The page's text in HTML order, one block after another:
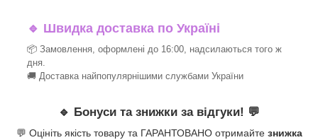
🔹 Швидка доставка по Україні
📦 Замовлення, оформлені до 16:00, надсилаються того ж
дня.
🚚 Доставка найпопулярнішими службами України
🔹 Бонуси та знижки за відгуки! 💬
💬 Оцініть якість товару та ГАРАНТОВАНО отримайте знижка